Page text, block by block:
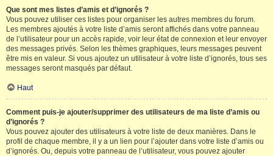
Que sont mes listes d’amis et d’ignorés ?
Vous pouvez utiliser ces listes pour organiser les autres membres du forum.
Les membres ajoutés à votre liste d’amis seront affichés dans votre panneau
de l’utilisateur pour un accès rapide, voir leur état de connexion et leur envoyer
des messages privés. Selon les thèmes graphiques, leurs messages peuvent
être mis en valeur. Si vous ajoutez un utilisateur à votre liste d’ignorés, tous ses
messages seront masqués par défaut.
Haut
Comment puis-je ajouter/supprimer des utilisateurs de ma liste d’amis ou
d’ignorés ?
Vous pouvez ajouter des utilisateurs à votre liste de deux manières. Dans le
profil de chaque membre, il y a un lien pour l’ajouter dans votre liste d’amis ou
d’ignorés. Ou, depuis votre panneau de l’utilisateur, vous pouvez ajouter